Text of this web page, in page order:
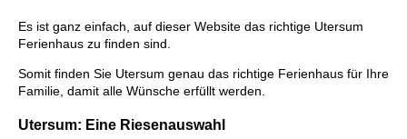
Es ist ganz einfach, auf dieser Website das richtige Utersum
Ferienhaus zu finden sind.
Somit finden Sie Utersum genau das richtige Ferienhaus für Ihre
Familie, damit alle Wünsche erfüllt werden.
Utersum: Eine Riesenauswahl